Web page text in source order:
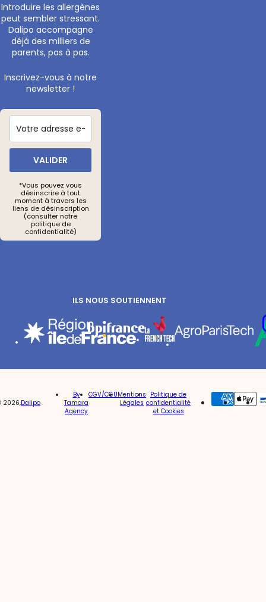
Introduire les allergènes
peut sembler stressant.
Dalipo accompagne
déjà des milliers de
parents, pas à pas.
Inscrivez-vous à notre
newsletter !
VALIDER
*Vous pouvez vous
désinscrire à tout
moment à travers les
liens de désinscription
(consulter notre
politique de
confidentialité)
ILS NOUS SOUTIENNENT
2026,Dalipo
By
Tamara
Agency
CGV/CGUMentions
Légales
Politique de
confidentialité
et Cookies